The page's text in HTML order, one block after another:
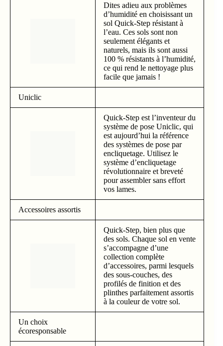
Dites adieu aux problèmes
d’humidité en choisissant un
sol Quick-Step résistant à
l’eau. Ces sols sont non
seulement élégants et
naturels, mais ils sont aussi
100 % résistants à l’humidité,
ce qui rend le nettoyage plus
facile que jamais !
Uniclic
Quick-Step est l’inventeur du
système de pose Uniclic, qui
est aujourd’hui la référence
des systèmes de pose par
encliquetage. Utilisez le
système d’encliquetage
révolutionnaire et breveté
pour assembler sans effort
vos lames.
Accessoires assortis
Quick-Step, bien plus que
des sols. Chaque sol en vente
s’accompagne d’une
collection complète
d’accessoires, parmi lesquels
des sous-couches, des
profilés de finition et des
plinthes parfaitement assortis
à la couleur de votre sol.
Un choix
écoresponsable